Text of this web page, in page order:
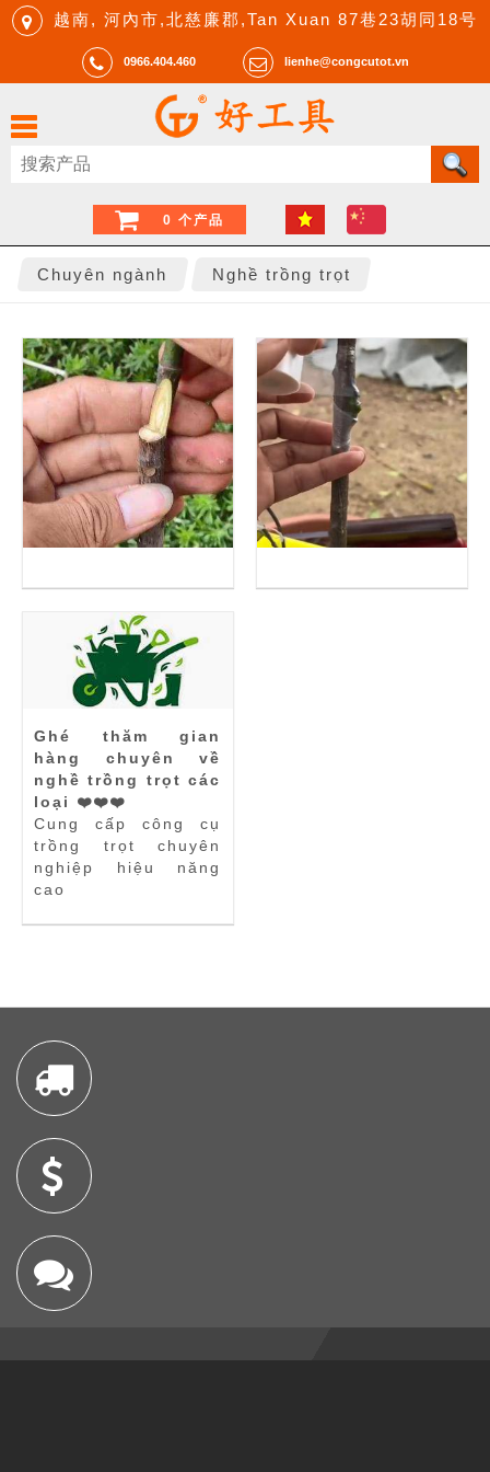
越南, 河內市,北慈廉郡,Tan Xuan 87巷23胡同18号
0966.404.460 lienhe@congcutot.vn
0 个产品
Chuyên ngành Nghề trồng trọt
Ghé thăm gian
hàng chuyên về
nghề trồng trọt các
loại ❤️❤️❤️
Cung cấp công cụ
trồng trọt chuyên
nghiệp hiệu năng
cao